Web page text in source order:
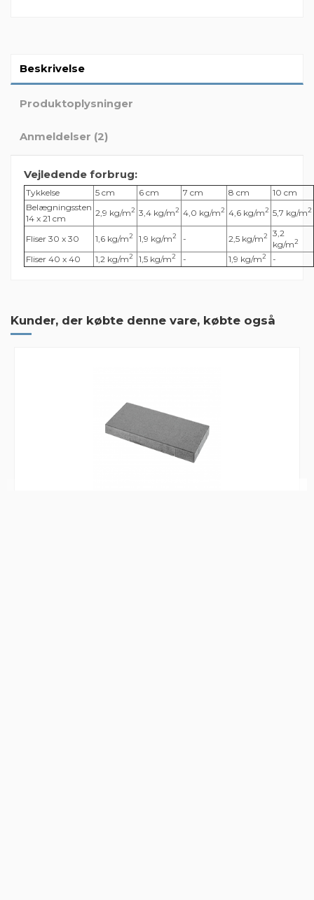
Beskrivelse
Produktoplysninger
Anmeldelser (2)
Vejledende forbrug:
Tykkelse 5 cm 6 cm 7 cm 8 cm
10 cm
Belægningssten
14 x 21 cm
2,9 kg/m2 3,4 kg/m2 4,0 kg/m2 4,6 kg/m2 5,7 kg/m2
Fliser 30 x 30 1,6 kg/m2 1,9 kg/m2 - 2,5 kg/m2
3,2
kg/m2
Fliser 40 x 40 1,2 kg/m2 1,5 kg/m2 - 1,9 kg/m2 -
Super sted at handle, lynhurtig levering, nemt at få penge retur
for paller. Er super tilfreds
2019-12-09
Kunder, der købte denne vare, købte også